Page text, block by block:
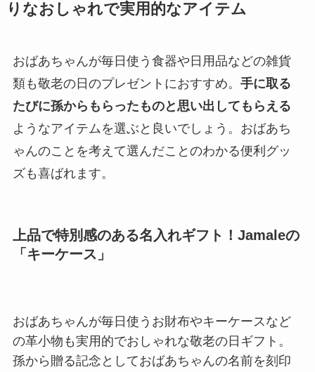
りなおしゃれで実用的なアイテム
おばあちゃんが毎日使う食器や日用品などの雑貨
類も敬老の日のプレゼントにおすすめ。 手に取る
たびに孫からもらったものと思い出してもらえる
ようなアイテムを選ぶと良いでしょう。おばあち
ゃんのことを考えて選んだことのわかる便利グッ
ズも喜ばれます。
上品で特別感のある名入れギフト！Jamaleの
「キーケース」
おばあちゃんが毎日使うお財布やキーケースなど
の革小物も実用的でおしゃれな敬老の日ギフト。
孫から贈る記念としておばあちゃんの名前を刻印